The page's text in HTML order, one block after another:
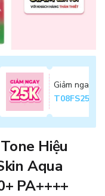
Giảm ngay
T08FS25K
Hiệu
Aqua
PA++++